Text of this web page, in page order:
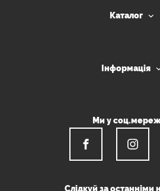
Каталог
Інформація
Ми у
Слідкуй за останніми